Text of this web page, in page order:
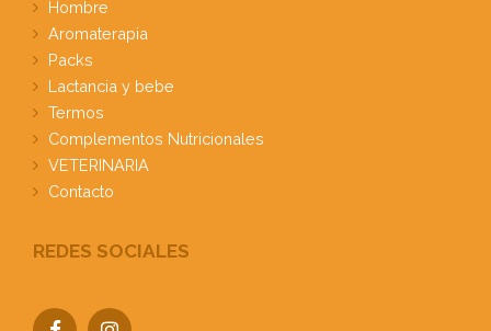
Hombre
Aromaterapia
Packs
Lactancia y bebe
Termos
Complementos Nutricionales
VETERINARIA
Contacto
REDES SOCIALES